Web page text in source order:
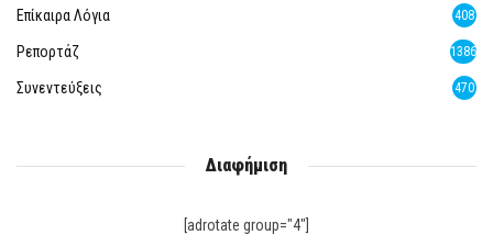
Επίκαιρα Λόγια 408
Ρεπορτάζ 1386
Συνεντεύξεις 470
Διαφήμιση
[adrotate group="4"]